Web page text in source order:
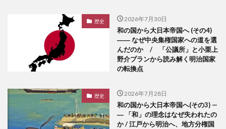
歴史 2026年7月30日
和の国から大日本帝国へ (その4)
―― なぜ中央集権国家への道を選
んだのか / 「公議所」と小栗上
野介プランから読み解く明治国家
の転換点
歴史 2026年7月28日
和の国から大日本帝国へ(その3) —
― 「和」の理念はなぜ失われたの
か / 江戸から明治へ、地方分権国